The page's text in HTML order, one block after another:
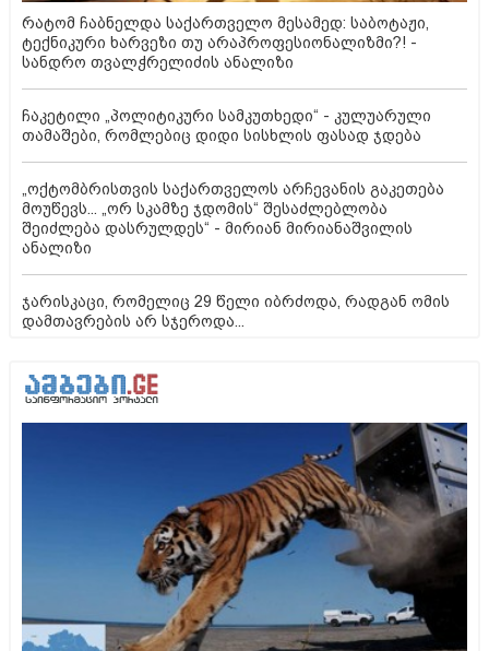
რატომ ჩაბნელდა საქართველო მესამედ: საბოტაჟი,
ტექნიკური ხარვეზი თუ არაპროფესიონალიზმი?! -
სანდრო თვალჭრელიძის ანალიზი
ჩაკეტილი „პოლიტიკური სამკუთხედი“ - კულუარული
თამაშები, რომლებიც დიდი სისხლის ფასად ჯდება
„ოქტომბრისთვის საქართველოს არჩევანის გაკეთება
მოუწევს... „ორ სკამზე ჯდომის“ შესაძლებლობა
შეიძლება დასრულდეს“ - მირიან მირიანაშვილის
ანალიზი
ჯარისკაცი, რომელიც 29 წელი იბრძოდა, რადგან ომის
დამთავრების არ სჯეროდა...